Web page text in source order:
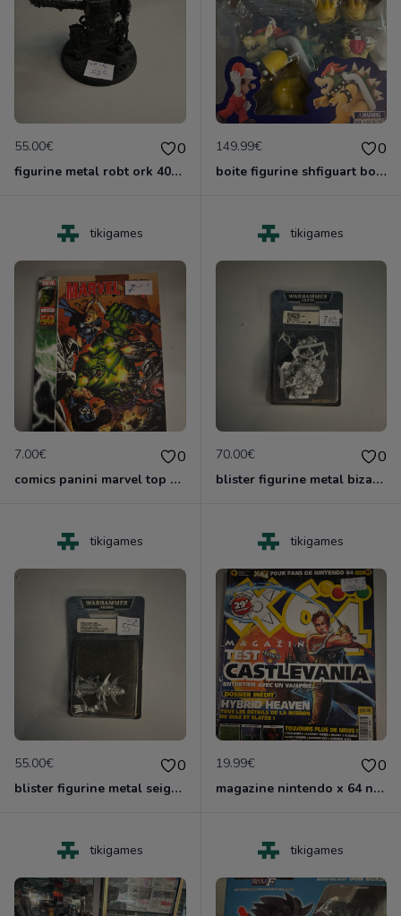
55.00€ 0
figurine metal robt ork 40000 games worshop
149.99€ 0
boite figurine shfiguart bower neuve
tikigames
7.00€ 0
comics panini marvel top 12 2011
tikigames
70.00€ 0
blister figurine metal bizarboy ork 40000 games xorshop
tikigames
55.00€ 0
blister figurine metal seigeur eldar noir neuf nlister
tikigames
19.99€ 0
magazine nintendo x 64 no 17
tikigames tikigames